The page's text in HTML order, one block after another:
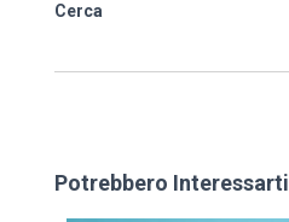
Cerca
Potrebbero Interessarti